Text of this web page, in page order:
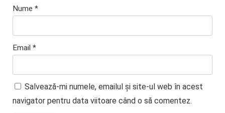
Nume *
Email *
Salvează-mi numele, emailul și site-ul web în acest
navigator pentru data viitoare când o să comentez.